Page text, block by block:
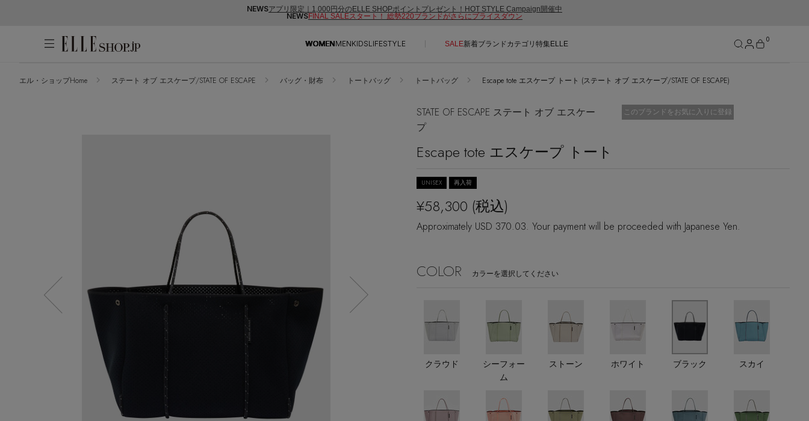
NEWSアプリ限定｜1,000円分のELLE SHOPポイントプレゼント！HOT STYLE Campaign開催中
NEWSFINAL SALEスタート！ 総勢220ブランドがさらにプライスダウン
WOMENMENKIDSLIFESTYLE SALE新着ブランドカテゴリ 特集ELLE
0
【予約】新作ウェアをチェック
【Tシャツ】デイリーに活躍
【日傘】完全遮光・軽量傘
【サンダル】ビーサンの季節！
【リネン】涼しい夏素材
【CFCL】注目のPOP-UP
【レース】上品な透け感
【雨の日】急な雨対策グッズ
【限定】ここでしか買えないアイテム
【ペプラム】トレンドシルエット
CATEGORY
ウェア
すべてのウェア
ブラウス・シャツ
カットソー・Tシャツ
ワンピース・チュニック
シューズ
すべてのシューズ
サンダル
バッグ・財布
すべてのバッグ・財布
カゴバッグ
ファッション小物
すべてのファッション小物
アクセサリー
NEW IN BRAND
EDITOR'S CLOSET
メルマガ PICKUP
エディター厳選ギフト
ベーシックとトレンドが交差する16の名品
Stay in
the Loop
最新トレンドや限定アイテム、セール
情報をいち早くお届けします。
ご登録はこちら
エル・ショップについて
お知らせ
よくあるご質問
SEE RESULTS
エル・ショップHome ステート オブ エスケープ/STATE OF ESCAPE バッグ・財布 トートバッグ トートバッグ Escape tote エスケープ トート (ステート オブ エスケープ/STATE OF ESCAPE)
STATE OF ESCAPE ステート オブ エスケー
プ
お気に入り済
このブランドをお気に入りに登録
Escape tote エスケープ トート
UNISEX 再入荷
¥58,300 (税込)
Approximately USD 370.03. Your payment will be proceeded with Japanese Yen.
COLOR カラーを選択してください
クラウド
シーフォー
ム
ストーン ホワイト ブラック スカイ